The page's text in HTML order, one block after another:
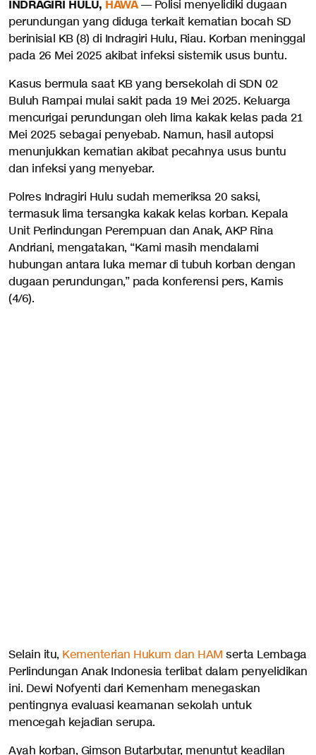
INDRAGIRI HULU, HAWA— Polisi menyelidiki dugaan
perundungan yang diduga terkait kematian bocah SD
berinisial KB (8) di Indragiri Hulu, Riau. Korban meninggal
pada 26 Mei 2025 akibat infeksi sistemik usus buntu.
Kasus bermula saat KB yang bersekolah di SDN 02
Buluh Rampai mulai sakit pada 19 Mei 2025. Keluarga
mencurigai perundungan oleh lima kakak kelas pada 21
Mei 2025 sebagai penyebab. Namun, hasil autopsi
menunjukkan kematian akibat pecahnya usus buntu
dan infeksi yang menyebar.
Polres Indragiri Hulu sudah memeriksa 20 saksi,
termasuk lima tersangka kakak kelas korban. Kepala
Unit Perlindungan Perempuan dan Anak, AKP Rina
Andriani, mengatakan, “Kami masih mendalami
hubungan antara luka memar di tubuh korban dengan
dugaan perundungan,” pada konferensi pers, Kamis
(4/6).
Selain itu, Kementerian Hukum dan HAM serta Lembaga
Perlindungan Anak Indonesia terlibat dalam penyelidikan
ini. Dewi Nofyenti dari Kemenham menegaskan
pentingnya evaluasi keamanan sekolah untuk
mencegah kejadian serupa.
Ayah korban, Gimson Butarbutar, menuntut keadilan